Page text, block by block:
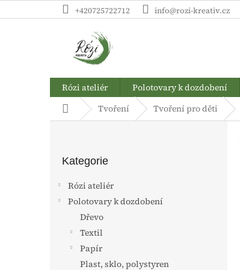
na
+420725722712 info@rozi-kreativ.cz
Rózi ateliér Polotovary k dozdobení
Domů Tvoření Tvoření pro děti
kategorie
Kategorie
Rózi ateliér
Polotovary k dozdobení
Dřevo
Textil
Papír
Plast, sklo, polystyren